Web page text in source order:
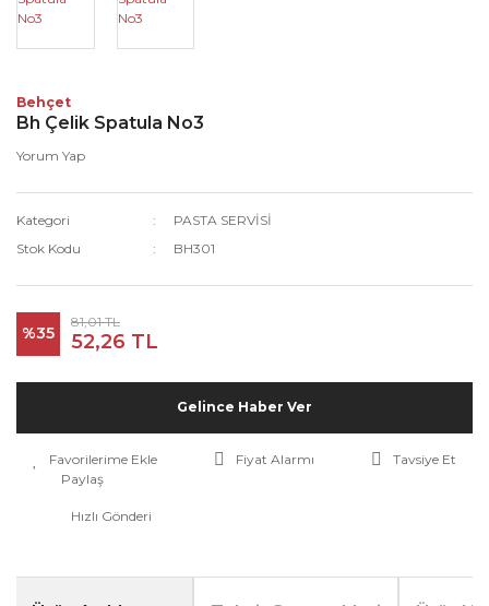
Behçet
Bh Çelik Spatula No3
Yorum Yap
Kategori
PASTA SERVİSİ
Stok Kodu
BH301
%35
81,01 TL
52,26 TL
Gelince Haber Ver
Fiyat Alarmı
Tavsiye Et
Paylaş
Hızlı Gönderi